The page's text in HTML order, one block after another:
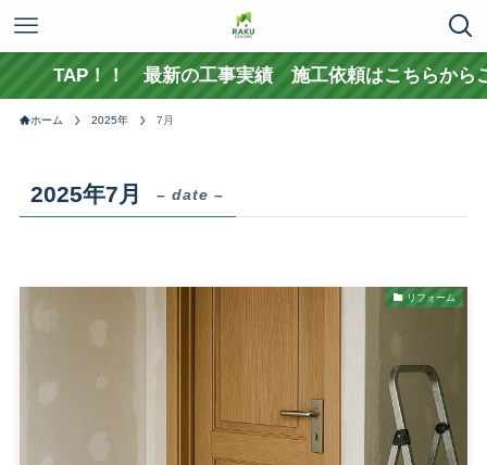
TAP！！ 最新の工事実績 施工依頼はこちらからご
ホーム 2025年 7月
2025年7月 – date –
リフォーム